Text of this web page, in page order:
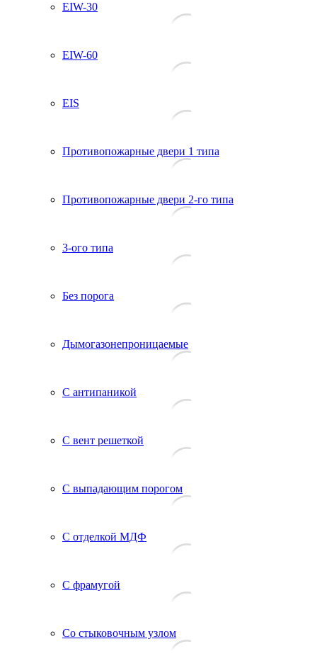
EIW-30
EIW-60
EIS
Противопожарные двери 1 типа
Противопожарные двери 2-го типа
3-ого типа
Без порога
Дымогазонепроницаемые
С антипаникой
С вент решеткой
С выпадающим порогом
С отделкой МДФ
С фрамугой
Со стыковочным узлом